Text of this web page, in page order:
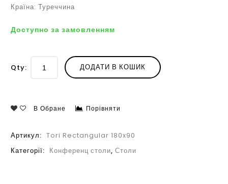
Країна: Туреччина
Доступно за замовленням
Qty: ДОДАТИ В КОШИК
В Обране Порівняти
Артикул: Tori Rectangular 180x90
Категорії: Конференц столи, Столи